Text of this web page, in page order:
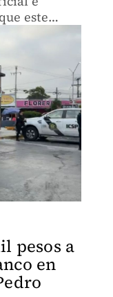
este
pesos a
en